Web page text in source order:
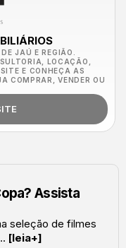
JAÚ E REGIÃO.
LOCAÇÃO,
E CONHEÇA AS
COMPRAR, VENDER OU
Assista
seleção de filmes
[leia+]